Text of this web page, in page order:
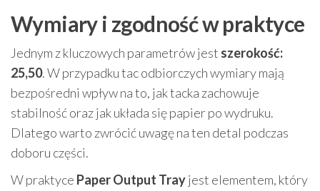
Wymiary i zgodność w praktyce
Jednym z kluczowych parametrów jest szerokość:
25,50. W przypadku tac odbiorczych wymiary mają
bezpośredni wpływ na to, jak tacka zachowuje
stabilność oraz jak układa się papier po wydruku.
Dlatego warto zwrócić uwagę na ten detal podczas
doboru części.
W praktyce Paper Output Trayjest elementem, który